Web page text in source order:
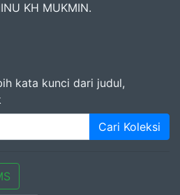
KH MUKMIN.
kata kunci dari judul,
Cari Koleksi